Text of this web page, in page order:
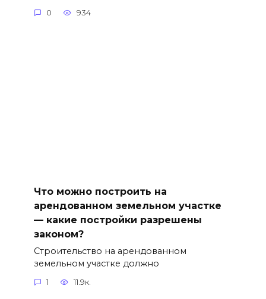
0 934
Что можно построить на
арендованном земельном участке
— какие постройки разрешены
законом?
Строительство на арендованном
земельном участке должно
1 11.9к.